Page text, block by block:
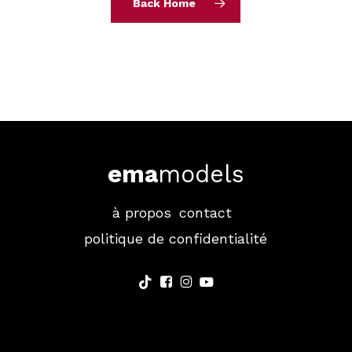
Back Home
emamodels
à propos contact
politique de confidentialité